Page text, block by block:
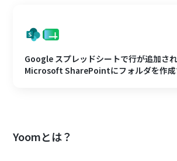
Google スプレッドシートで行が追加され
Microsoft SharePointにフォルダを作成
Yoomとは？